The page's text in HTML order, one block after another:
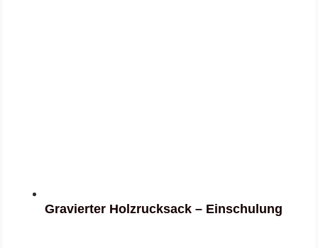
Gravierter Holzrucksack – Einschulung